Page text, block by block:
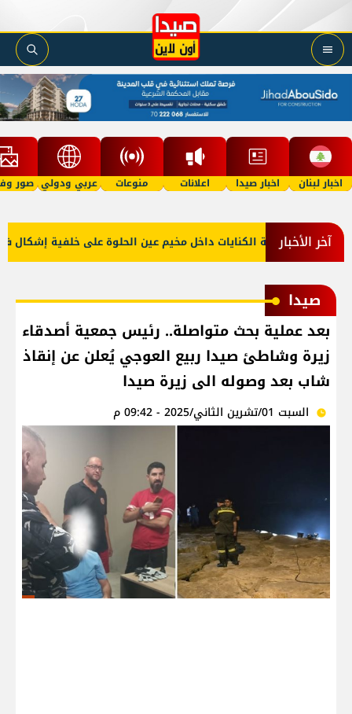
اخبار لبنان اخبار صيدا اعلانات منوعات عربي ودولي صور
آخر الأخبار
عند منطقة الكنايات داخل مخيم عين الحلوة على خلفية إشكال فردي
صيدا
بعد عملية بحث متواصلة.. رئيس جمعية أصدقاء
زيرة وشاطئ صيدا ربيع العوجي يُعلن عن إنقاذ
شاب بعد وصوله الى زيرة صيدا
السبت 01/تشرين الثاني/2025 - 09:42 م